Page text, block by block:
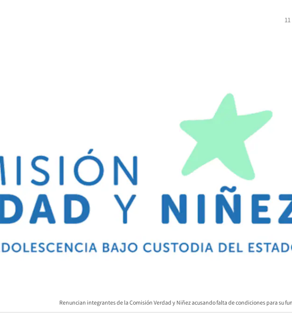
Renuncian integrantes de la Comisión Verdad y Niñez acusando falta de condiciones para su